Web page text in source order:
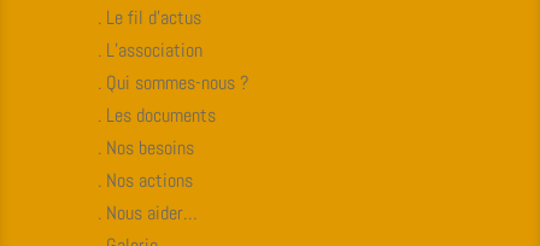
. Le fil d’actus
. L’association
. Qui sommes-nous ?
. Les documents
. Nos besoins
. Nos actions
. Nous aider…